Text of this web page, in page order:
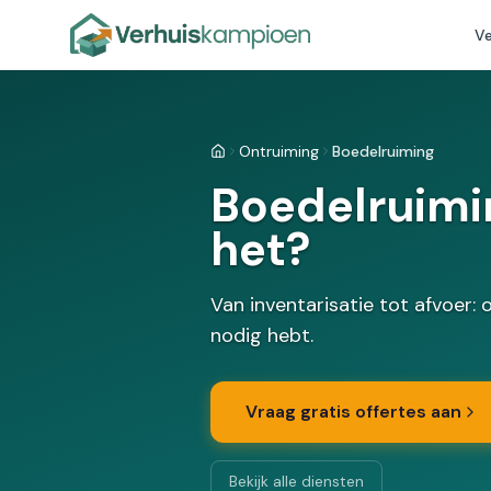
HomeOntruiming Boedelruiming
het?
Van inventarisatie tot afvoer:
nodig hebt.
Vraag gratis offertes aan
Bekijk alle diensten